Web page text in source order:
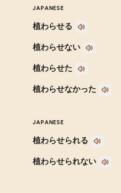
JAPANESE
植わらせる
植わらせない
植わらせた
植わらせなかった
JAPANESE
植わらせられる
植わらせられない